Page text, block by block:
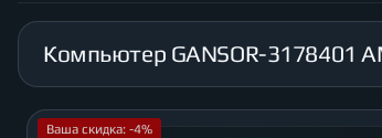
Ваша скидка: -4%